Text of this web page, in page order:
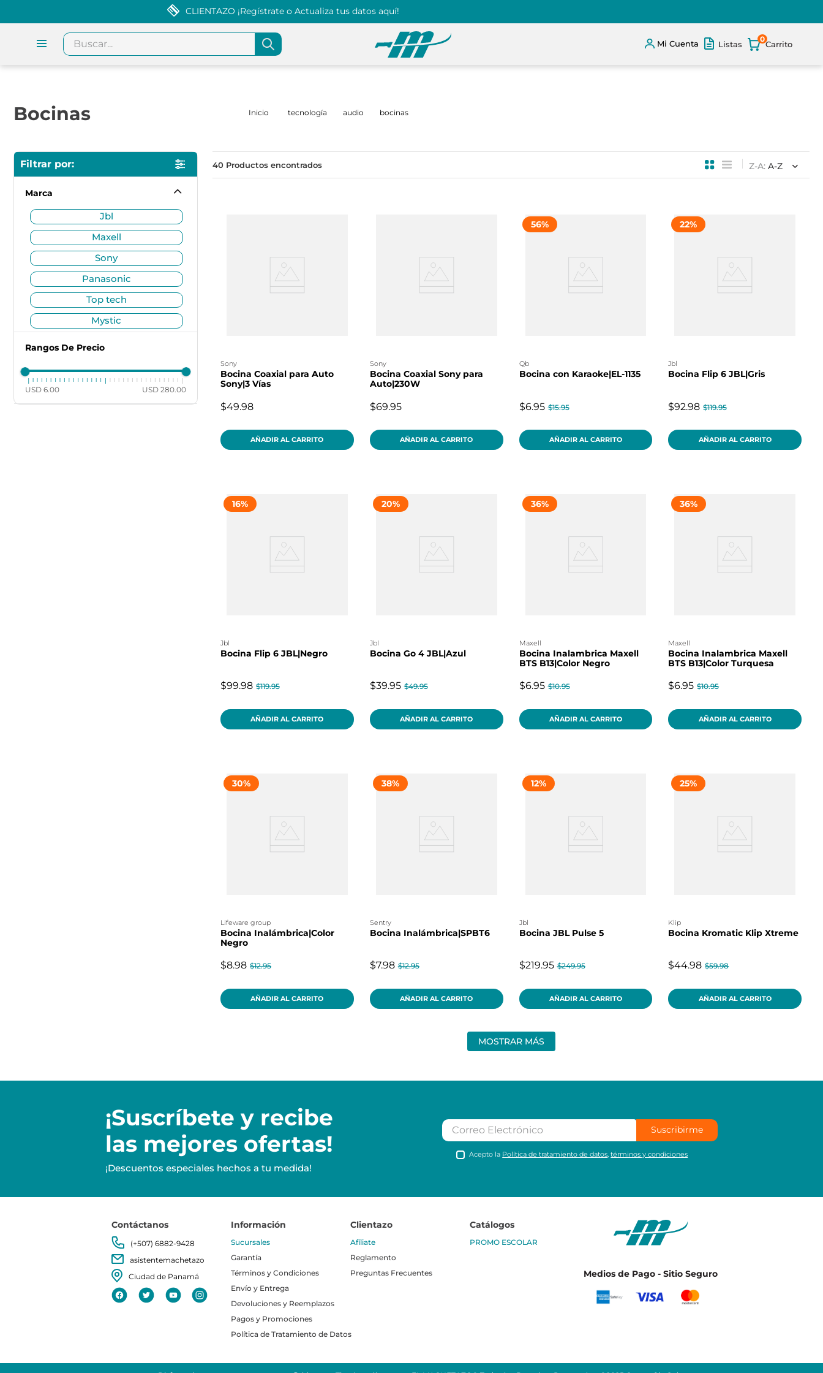
CLIENTAZO ¡Regístrate o Actualiza tus datos aquí!
Buscar...
Mi Cuenta Listas
0
Bocinas tecnología audio bocinas
Marca
jbl
maxell
sony
panasonic
top tech
mystic
xtech
sankey
qb
Rangos De Precio
USD 6.00 USD 280.00
40 Z-A A-Z
sony
Bocina Coaxial para Auto
Sony|3 Vías
$49.98
AÑADIR AL CARRITO
sony
Bocina Coaxial Sony para
Auto|230W
$69.95
AÑADIR AL CARRITO
56%
qb
Bocina con Karaoke|EL-1135
$6.95 $15.95
AÑADIR AL CARRITO
22%
jbl
Bocina Flip 6 JBL|Gris
$92.98 $119.95
AÑADIR AL CARRITO
16%
jbl
Bocina Flip 6 JBL|Negro
$99.98 $119.95
AÑADIR AL CARRITO
20%
jbl
Bocina Go 4 JBL|Azul
$39.95 $49.95
AÑADIR AL CARRITO
36%
maxell
Bocina Inalambrica Maxell
BTS B13|Color Negro
$6.95 $10.95
AÑADIR AL CARRITO
36%
maxell
Bocina Inalambrica Maxell
BTS B13|Color Turquesa
$6.95 $10.95
AÑADIR AL CARRITO
30%
lifeware group
Bocina Inalámbrica|Color
Negro
$8.98 $12.95
AÑADIR AL CARRITO
38%
sentry
Bocina Inalámbrica|SPBT6
$7.98 $12.95
AÑADIR AL CARRITO
12%
jbl
Bocina JBL Pulse 5
$219.95 $249.95
AÑADIR AL CARRITO
25%
klip
Bocina Kromatic Klip Xtreme
$44.98 $59.98
AÑADIR AL CARRITO
MOSTRAR MÁS
¡Suscríbete y recibe
las mejores ofertas!
¡Descuentos especiales hechos a tu medida!
Suscribirme
Acepto la Política de tratamiento de datos ,términos y condiciones
Contáctanos
(+507) 6882-9428
asistentemachetazo
Ciudad de Panamá
Información
Sucursales
Garantía
Términos y Condiciones
Envío y Entrega
Devoluciones y Reemplazos
Pagos y Promociones
Política de Tratamiento de Datos
Clientazo
Afíliate
Reglamento
Preguntas Frecuentes
Catálogos
PROMO ESCOLAR
Medios de Pago - Sitio Seguro